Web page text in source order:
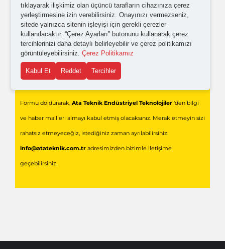
Gönder
Formu doldurarak, Ata Teknik Endüstriyel Teknolojiler'den bilgi
ve haber mailleri almayı kabul etmiş olacaksınız. Merak etmeyin sizi
rahatsız etmeyeceğiz, istediğiniz zaman ayrılabilirsiniz.
info@atateknik.com.tradresimizden bizimle iletişime
geçebilirsiniz.
tıklayarak ilişkimiz olan üçüncü tarafların cihazınıza çerez
yerleştirmesine izin verebilirsiniz. Onayınızı vermezseniz,
sitede yalnızca sitenin işleyişi için gerekli çerezler
kullanılacaktır. “Çerez Ayarları” butonunu kullanarak çerez
tercihlerinizi daha detaylı belirleyebilir ve çerez politikamızı
görüntüleyebilirsiniz. Çerez Politikamız
Kabul Et Reddet Tercihler